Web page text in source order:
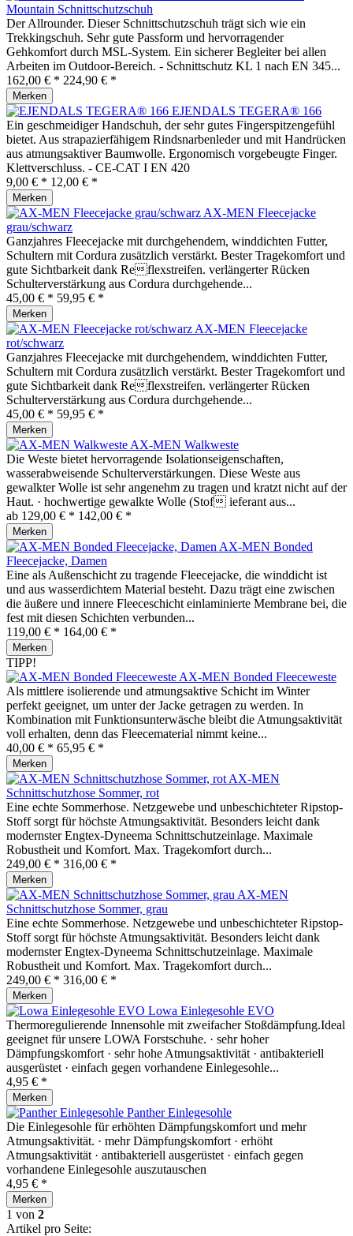
Mountain Schnittschutzschuh
Der Allrounder. Dieser Schnittschutzschuh trägt sich wie ein
Trekkingschuh. Sehr gute Passform und hervorragender
Gehkomfort durch MSL-System. Ein sicherer Begleiter bei allen
Arbeiten im Outdoor-Bereich. - Schnittschutz KL 1 nach EN 345...
162,00 € * 224,90 € *
Merken
EJENDALS TEGERA® 166
Ein geschmeidiger Handschuh, der sehr gutes Fingerspitzengefühl
bietet. Aus strapazierfähigem Rindsnarbenleder und mit Handrücken
aus atmungsaktiver Baumwolle. Ergonomisch vorgebeugte Finger.
Klettverschluss. - CE-CAT I EN 420
9,00 € * 12,00 € *
Merken
AX-MEN Fleecejacke
grau/schwarz
Ganzjahres Fleecejacke mit durchgehendem, winddichten Futter,
Schultern mit Cordura zusätzlich verstärkt. Bester Tragekomfort und
gute Sichtbarkeit dank Reflexstreifen. verlängerter Rücken
Schulterverstärkung aus Cordura durchgehende...
45,00 € * 59,95 € *
Merken
AX-MEN Fleecejacke
rot/schwarz
Ganzjahres Fleecejacke mit durchgehendem, winddichten Futter,
Schultern mit Cordura zusätzlich verstärkt. Bester Tragekomfort und
gute Sichtbarkeit dank Reflexstreifen. verlängerter Rücken
Schulterverstärkung aus Cordura durchgehende...
45,00 € * 59,95 € *
Merken
AX-MEN Walkweste
Die Weste bietet hervorragende Isolationseigenschaften,
wasserabweisende Schulterverstärkungen. Diese Weste aus
gewalkter Wolle ist sehr angenehm zu tragen und kratzt nicht auf der
Haut. · hochwertige gewalkte Wolle (Stof ieferant aus...
ab 129,00 € * 142,00 € *
Merken
AX-MEN Bonded
Fleecejacke, Damen
Eine als Außenschicht zu tragende Fleecejacke, die winddicht ist
und aus wasserdichtem Material besteht. Dazu trägt eine zwischen
die äußere und innere Fleeceschicht einlaminierte Membrane bei, die
fest mit diesen Schichten verbunden...
119,00 € * 164,00 € *
Merken
TIPP!
AX-MEN Bonded Fleeceweste
Als mittlere isolierende und atmungsaktive Schicht im Winter
perfekt geeignet, um unter der Jacke getragen zu werden. In
Kombination mit Funktionsunterwäsche bleibt die Atmungsaktivität
voll erhalten, denn das Fleecematerial nimmt keine...
40,00 € * 65,95 € *
Merken
AX-MEN
Schnittschutzhose Sommer, rot
Eine echte Sommerhose. Netzgewebe und unbeschichteter Ripstop-
Stoff sorgt für höchste Atmungsaktivität. Besonders leicht dank
modernster Engtex-Dyneema Schnittschutzeinlage. Maximale
Robustheit und Komfort. Max. Tragekomfort durch...
249,00 € * 316,00 € *
Merken
AX-MEN
Schnittschutzhose Sommer, grau
Eine echte Sommerhose. Netzgewebe und unbeschichteter Ripstop-
Stoff sorgt für höchste Atmungsaktivität. Besonders leicht dank
modernster Engtex-Dyneema Schnittschutzeinlage. Maximale
Robustheit und Komfort. Max. Tragekomfort durch...
249,00 € * 316,00 € *
Merken
Lowa Einlegesohle EVO
Thermoregulierende Innensohle mit zweifacher Stoßdämpfung.Ideal
geeignet für unsere LOWA Forstschuhe. · sehr hoher
Dämpfungskomfort · sehr hohe Atmungsaktivität · antibakteriell
ausgerüstet · einfach gegen vorhandene Einlegesohle...
4,95 € *
Merken
Panther Einlegesohle
Die Einlegesohle für erhöhten Dämpfungskomfort und mehr
Atmungsaktivität. · mehr Dämpfungskomfort · erhöht
Atmungsaktivität · antibakteriell ausgerüstet · einfach gegen
vorhandene Einlegesohle auszutauschen
4,95 € *
Merken
1 von 2
Artikel pro Seite: